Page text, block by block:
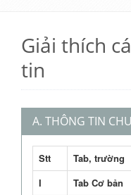
Giải thích
tin
A. THÔNG TIN
Stt Tab, trường
I
Tab Cơ bản